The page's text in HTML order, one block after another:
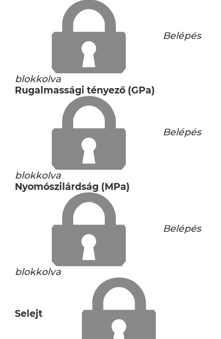
Belépés
blokkolva
Rugalmassági tényező (GPa)
Belépés
blokkolva
Nyomószilárdság (MPa)
Belépés
blokkolva
Selejt